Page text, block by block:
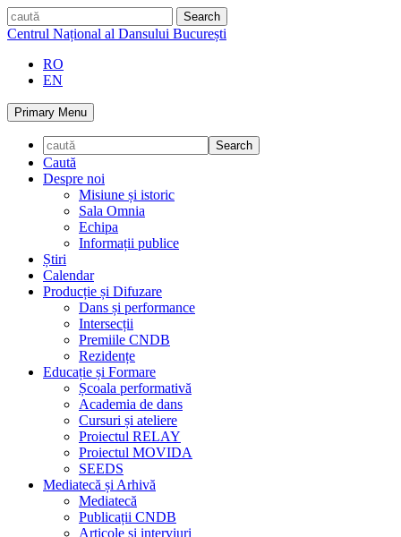
Skip
to
caută
Centrul Național al Dansului București
RO
EN
Primary Menu
Caută
Despre noi
Misiune și istoric
Sala Omnia
Echipa
Informații publice
Știri
Calendar
Producție și Difuzare
Dans și performance
Intersecții
Premiile CNDB
Rezidențe
Educație și Formare
Școala performativă
Academia de dans
Cursuri și ateliere
Proiectul RELAY
Proiectul MOVIDA
SEEDS
Mediatecă și Arhivă
Mediatecă
Publicații CNDB
Articole și interviuri